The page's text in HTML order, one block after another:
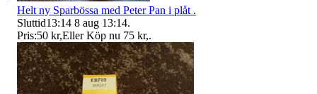
Helt ny Sparbössa med Peter Pan i plåt .
Sluttid13:14 8 aug 13:14.
Pris:50 kr,Eller Köp nu 75 kr,.